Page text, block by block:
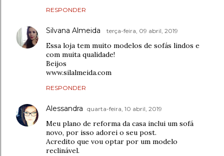
RESPONDER
Silvana Almeida terça-feira, 09 abril, 2019
Essa loja tem muito modelos de sofás lindos e
com muita qualidade!
Beijos
www.silalmeida.com
RESPONDER
Alessandra quarta-feira, 10 abril, 2019
Meu plano de reforma da casa inclui um sofá
novo, por isso adorei o seu post.
Acredito que vou optar por um modelo
reclinável.